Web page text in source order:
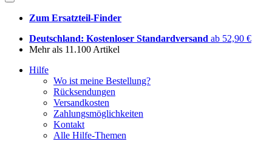
Zum Ersatzteil-Finder
Deutschland: Kostenloser Standardversand ab 52,90 €
Mehr als 11.100 Artikel
Hilfe
Wo ist meine Bestellung?
Rücksendungen
Versandkosten
Zahlungsmöglichkeiten
Kontakt
Alle Hilfe-Themen